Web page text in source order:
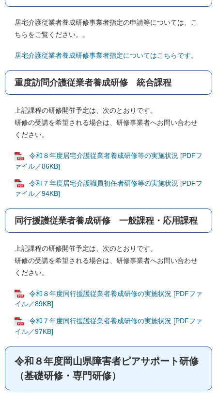
居宅介護従業者養成研修事業者指定の申請等については、こ
ちらをご覧ください。。
居宅介護従業者養成研修事業者指定についてはこちらです。
重度訪問介護従業者養成研修 統合課程
上記課程の研修開催予定は、次のとおりです。
研修の受講を希望される場合は、研修事業者へお問い合わせ
ください。
令和８年度居宅介護従業者養成研修等の実施状況 [PDFフ
ァイル／86KB]
令和７年度居宅介護職員初任者研修等の実施状況 [PDFフ
ァイル／94KB]
同行援護従業者養成研修 一般課程・応用課程
上記課程の研修開催予定は、次のとおりです。
研修の受講を希望される場合は、研修事業者へお問い合わせ
ください。
令和８年度同行援護従業者養成研修の実施状況 [PDFファ
イル／89KB]
令和７年度同行援護従業者養成研修の実施状況 [PDFファ
イル／97KB]
令和８年度岡山県障害者ピアサポート研修
（基礎研修・専門研修）